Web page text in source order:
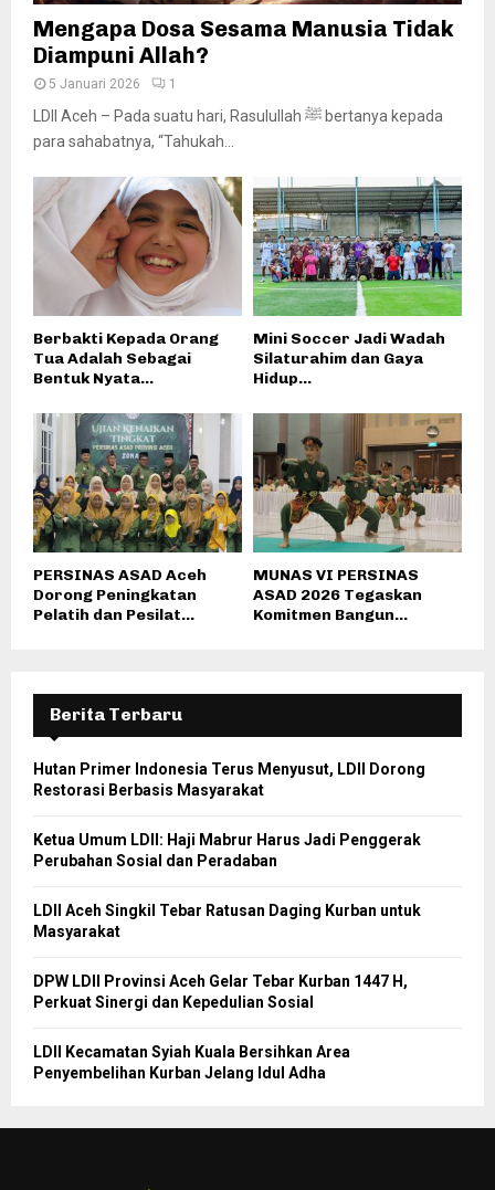
Mengapa Dosa Sesama Manusia Tidak
Diampuni Allah?
5 Januari 2026 1
LDII Aceh – Pada suatu hari, Rasulullah ﷺ bertanya kepada
para sahabatnya, “Tahukah...
Berbakti Kepada Orang
Tua Adalah Sebagai
Bentuk Nyata...
Mini Soccer Jadi Wadah
Silaturahim dan Gaya
Hidup...
PERSINAS ASAD Aceh
Dorong Peningkatan
Pelatih dan Pesilat...
MUNAS VI PERSINAS
ASAD 2026 Tegaskan
Komitmen Bangun...
Berita Terbaru
Hutan Primer Indonesia Terus Menyusut, LDII Dorong
Restorasi Berbasis Masyarakat
Ketua Umum LDII: Haji Mabrur Harus Jadi Penggerak
Perubahan Sosial dan Peradaban
LDII Aceh Singkil Tebar Ratusan Daging Kurban untuk
Masyarakat
DPW LDII Provinsi Aceh Gelar Tebar Kurban 1447 H,
Perkuat Sinergi dan Kepedulian Sosial
LDII Kecamatan Syiah Kuala Bersihkan Area
Penyembelihan Kurban Jelang Idul Adha